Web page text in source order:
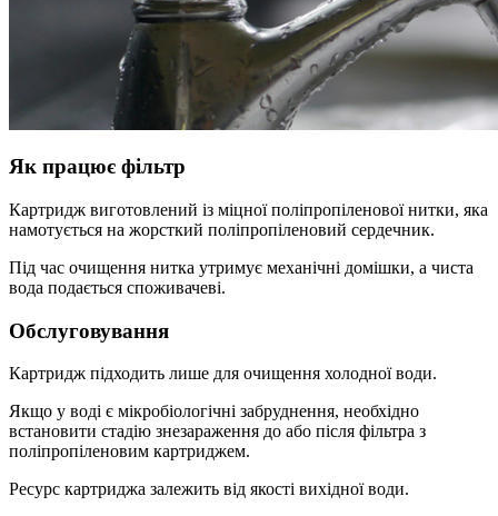
Як працює фільтр
Картридж виготовлений із міцної поліпропіленової нитки, яка
намотується на жорсткий поліпропіленовий сердечник.
Під час очищення нитка утримує механічні домішки, а чиста
вода подається споживачеві.
Обслуговування
Картридж підходить лише для очищення холодної води.
Якщо у воді є мікробіологічні забруднення, необхідно
встановити стадію знезараження до або після фільтра з
поліпропіленовим картриджем.
Ресурс картриджа залежить від якості вихідної води.